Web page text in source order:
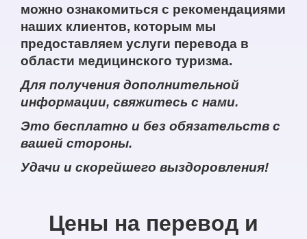
можно ознакомиться с рекомендациями
наших клиентов, которым мы
предоставляем услуги перевода в
области медицинского туризма.
Для получения дополнительной
информации, свяжитесь с нами.
Это бесплатно и без обязательств с
вашей стороны.
Удачи и скорейшего выздоровления!
Цены на перевод и